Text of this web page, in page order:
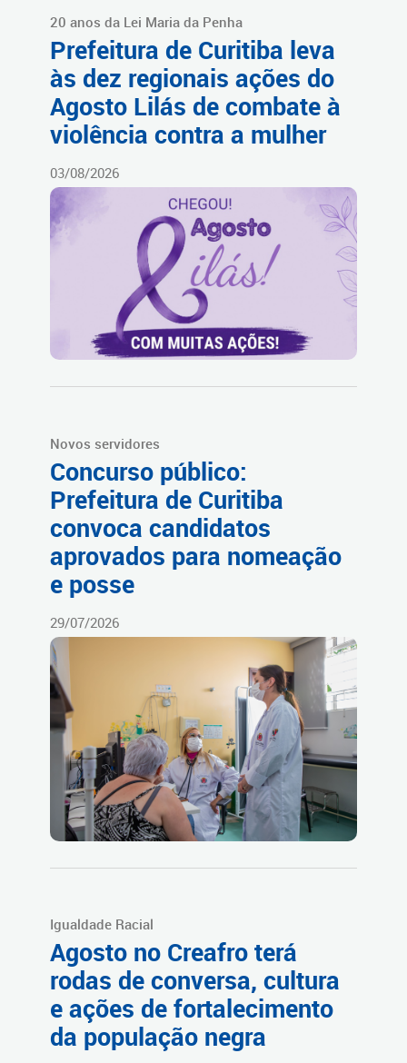
20 anos da Lei Maria da Penha
Prefeitura de Curitiba leva
às dez regionais ações do
Agosto Lilás de combate à
violência contra a mulher
03/08/2026
Novos servidores
Concurso público:
Prefeitura de Curitiba
convoca candidatos
aprovados para nomeação
e posse
29/07/2026
Igualdade Racial
Agosto no Creafro terá
rodas de conversa, cultura
e ações de fortalecimento
da população negra